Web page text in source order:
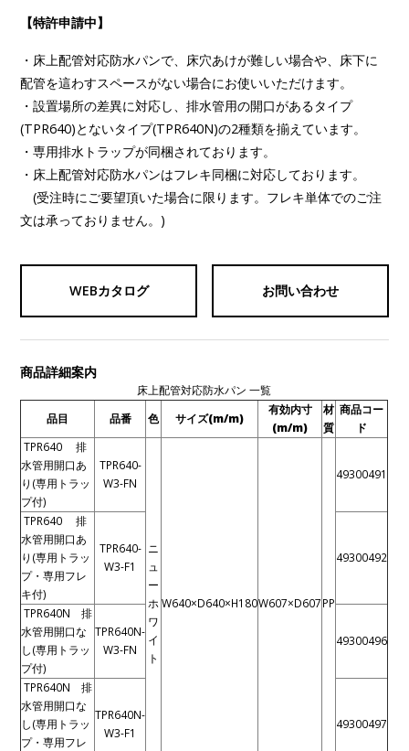
【特許申請中】
・床上配管対応防水パンで、床穴あけが難しい場合や、床下に
配管を這わすスペースがない場合にお使いいただけます。
・設置場所の差異に対応し、排水管用の開口があるタイプ
(TPR640)とないタイプ(TPR640N)の2種類を揃えています。
・専用排水トラップが同梱されております。
・床上配管対応防水パンはフレキ同梱に対応しております。
(受注時にご要望頂いた場合に限ります。フレキ単体でのご注
文は承っておりません。)
WEBカタログ お問い合わせ
商品詳細案内
床上配管対応防水パン 一覧
品目
品番 色 サイズ(m/m)
有効内寸
(m/m)
材
質
商品コー
ド
TPR640 排
水管用開口あ
り(専用トラッ
プ付)
TPR640-
W3-FN
ニ
ュ
ー
ホ
ワ
イ
ト
W640×D640×H180W607×D607PP
49300491
TPR640 排
水管用開口あ
り(専用トラッ
プ・専用フレ
キ付)
TPR640-
W3-F1
49300492
TPR640N 排
水管用開口な
し(専用トラッ
プ付)
TPR640N-
W3-FN
49300496
TPR640N 排
水管用開口な
し(専用トラッ
プ・専用フレ
TPR640N-
W3-F1
49300497